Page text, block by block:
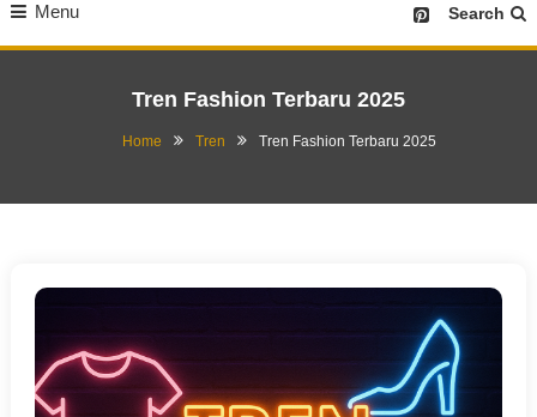
Menu Search
Tren Fashion Terbaru 2025
Home Tren Tren Fashion Terbaru 2025